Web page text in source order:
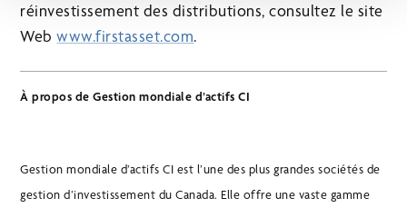
réinvestissement des distributions, consultez le site
Webwww.firstasset.com.
À propos de Gestion mondiale d’actifs CI
Gestion mondiale d’actifs CI est l’une des plus grandes sociétés de
gestion d’investissement du Canada. Elle offre une vaste gamme